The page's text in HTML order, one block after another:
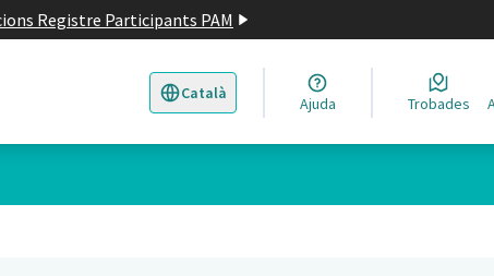
Registre Participants PAM
Català
Triar la llengua Elegir el idioma
Ajuda Trobades
10